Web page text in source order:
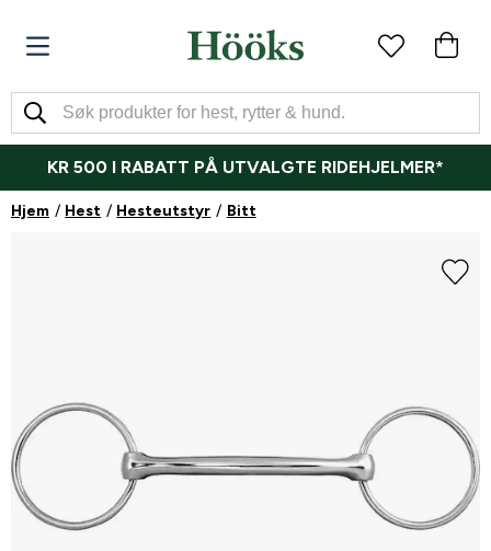
KR 500 I RABATT PÅ UTVALGTE RIDEHJELMER*
Hjem Hest Hesteutstyr Bitt